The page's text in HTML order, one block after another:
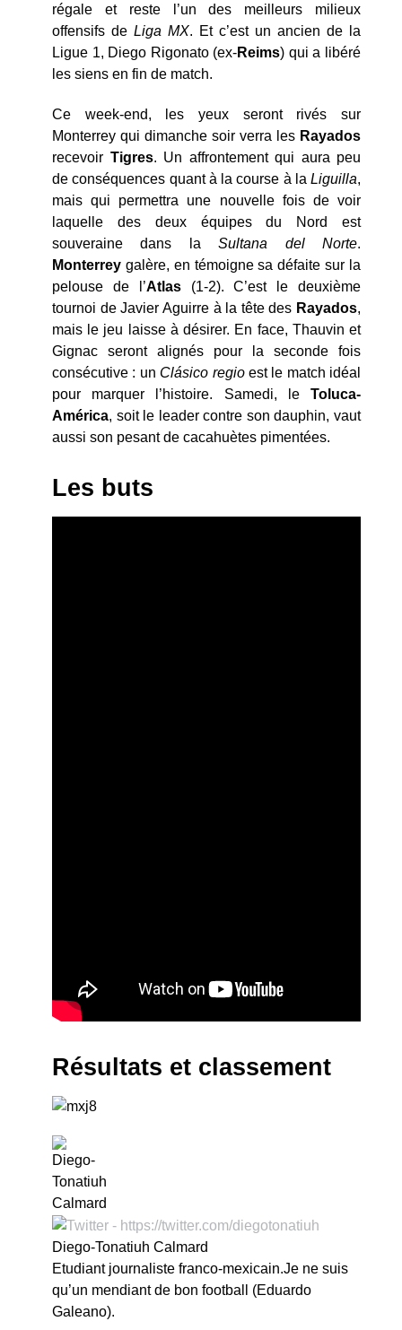
régale et reste l’un des meilleurs milieux
offensifs de Liga MX. Et c’est un ancien de la
Ligue 1, Diego Rigonato (ex-Reims) qui a libéré
les siens en fin de match.
Ce week-end, les yeux seront rivés sur
Monterrey qui dimanche soir verra les Rayados
recevoir Tigres. Un affrontement qui aura peu
de conséquences quant à la course à la Liguilla,
mais qui permettra une nouvelle fois de voir
laquelle des deux équipes du Nord est
souveraine dans laSultana del Norte.
Monterrey galère, en témoigne sa défaite sur la
pelouse de l’Atlas(1-2). C’est le deuxième
tournoi de Javier Aguirre à la tête des Rayados,
mais le jeu laisse à désirer. En face, Thauvin et
Gignac seront alignés pour la seconde fois
consécutive : un Clásico regioest le match idéal
pour marquer l’histoire. Samedi, le Toluca-
América, soit le leader contre son dauphin, vaut
aussi son pesant de cacahuètes pimentées.
Les buts
Résultats et classement
Diego-Tonatiuh Calmard
Etudiant journaliste franco-mexicain.Je ne suis
qu’un mendiant de bon football (Eduardo
Galeano).